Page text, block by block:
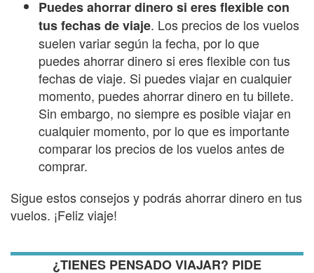
Puedes ahorrar dinero si eres flexible con
tus fechas de viaje. Los precios de los vuelos
suelen variar según la fecha, por lo que
puedes ahorrar dinero si eres flexible con tus
fechas de viaje. Si puedes viajar en cualquier
momento, puedes ahorrar dinero en tu billete.
Sin embargo, no siempre es posible viajar en
cualquier momento, por lo que es importante
comparar los precios de los vuelos antes de
comprar.
Sigue estos consejos y podrás ahorrar dinero en tus
vuelos. ¡Feliz viaje!
¿TIENES PENSADO VIAJAR? PIDE